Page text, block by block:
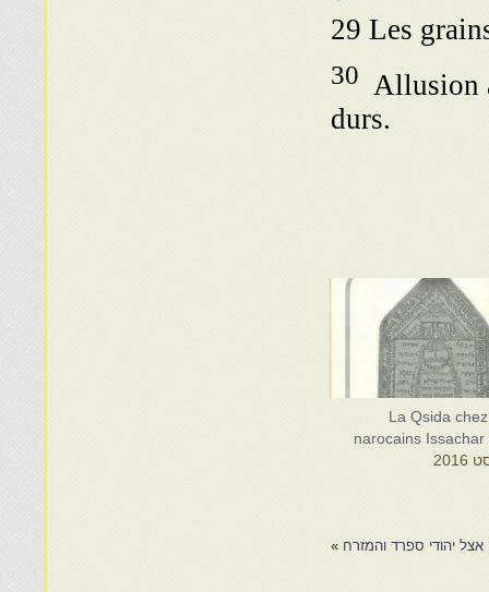
29 Les
30 Allusion
durs.
La Qsida
narocains Issachar
יהודי ספרד והמזרח »